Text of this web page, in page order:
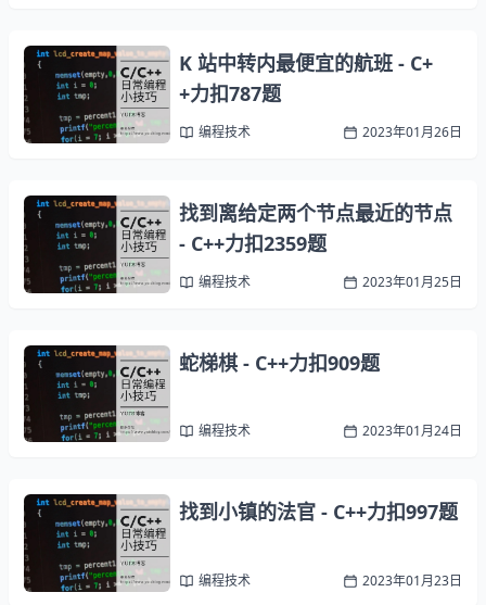
K 站中转内最便宜的航班 - C+
+力扣787题
编程技术 2023年01月26日
找到离给定两个节点最近的节点
- C++力扣2359题
编程技术 2023年01月25日
蛇梯棋 - C++力扣909题
编程技术 2023年01月24日
找到小镇的法官 - C++力扣997题
编程技术 2023年01月23日